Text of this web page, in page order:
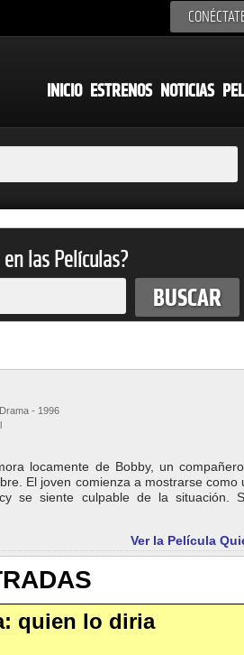
INICIO ESTRENOS NOTICIAS
las Películas?
- 1996
locamente de Bobby, un
El joven comienza a mostrarse como
se siente culpable de la situación.
Ver la Película
quien lo diria